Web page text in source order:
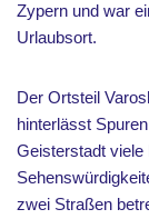
Zypern und war
Urlaubsort.
Der Ortsteil
hinterlässt
Geisterstadt viele
zwei Straßen